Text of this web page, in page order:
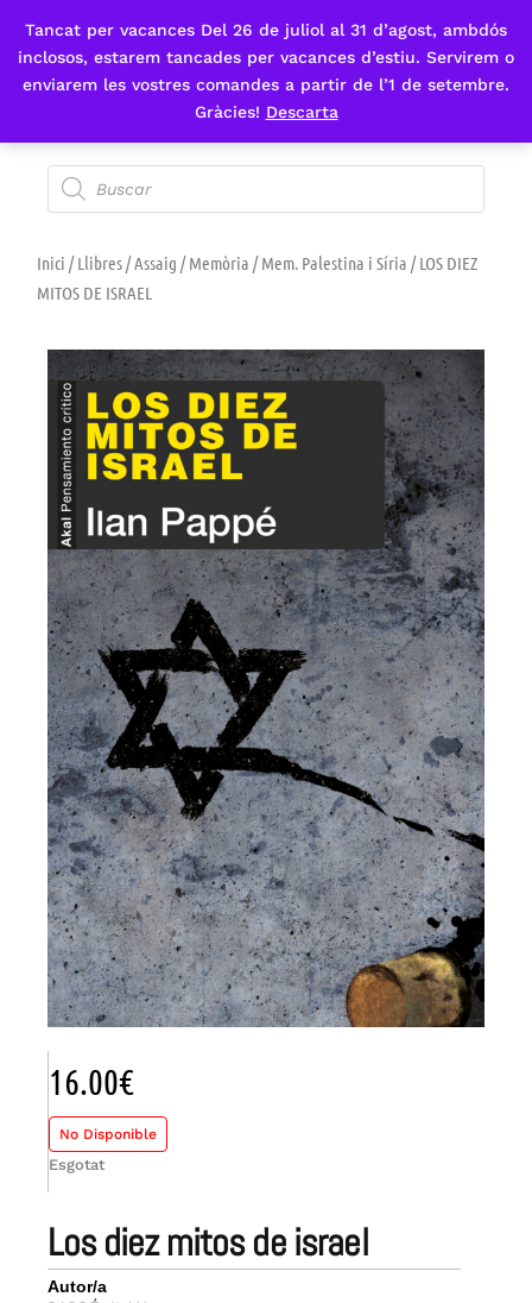
Tancat per vacances Del 26 de juliol al 31 d’agost, ambdós
inclosos, estarem tancades per vacances d’estiu. Servirem o
enviarem les vostres comandes a partir de l’1 de setembre.
Gràcies! Descarta
Fes-te'n sòcia
Inici /Llibres/Assaig /Memòria /Mem. Palestina i Síria / LOS DIEZ
MITOS DE ISRAEL
los diez mitos de israel
Autor/a
16.00€
No Disponible
Esgotat